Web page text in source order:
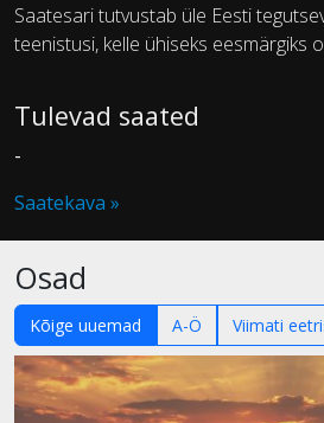
Saatesari tutvustab üle Eesti
teenistusi, kelle ühiseks eesmärgiks
Tulevad saated
-
Saatekava »
Osad
Kõige uuemad A-Ö Viimati